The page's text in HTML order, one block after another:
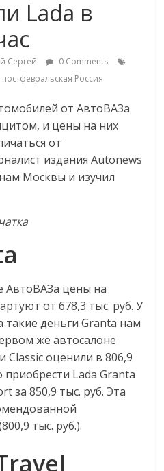
Lada в
Сергей
0 Comments
постфевральская Россия
от АвтоВАЗа
и цены на них
от
издания Autonews
Москвы и изучил
АвтоВАЗа цены на
от 678,3 тыс. руб. У
такие деньги Granta нам
же автосалоне
Classic оценили в 806,9
Lada Granta
за 850,9 тыс. руб. Эта
тыс. руб.).